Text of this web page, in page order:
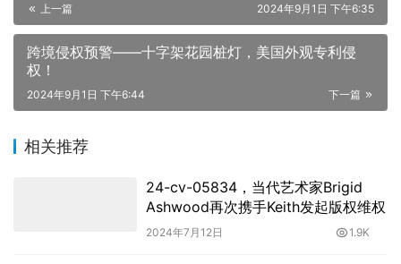
上一篇 2024年9月1日 下午6:35
跨境侵权预警——十字架花园桩灯，美国外观专利侵
权！
下一篇
2024年9月1日 下午6:44
相关推荐
24-cv-05834，当代艺术家Brigid
Ashwood再次携手Keith发起版权维权
2024年7月12日 1.9K